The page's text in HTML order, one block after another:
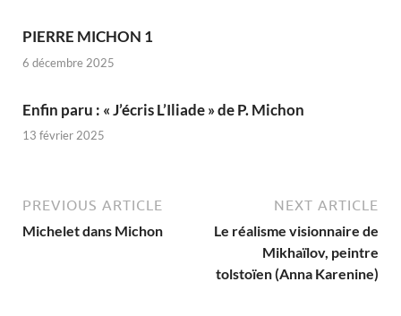
PIERRE MICHON 1
6 décembre 2025
Enfin paru : « J’écris L’Iliade » de P. Michon
13 février 2025
PREVIOUS ARTICLE
Michelet dans Michon
NEXT ARTICLE
Le réalisme visionnaire de
Mikhaïlov, peintre
tolstoïen (Anna Karenine)